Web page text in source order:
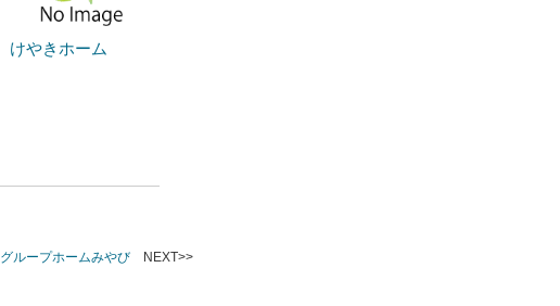
けやきホーム
グループホームみやび NEXT>>